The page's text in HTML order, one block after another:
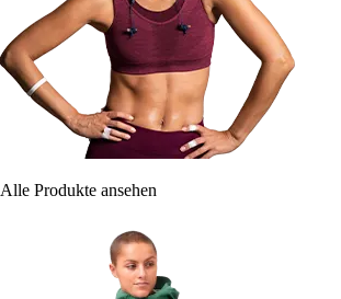
Alle Produkte ansehen